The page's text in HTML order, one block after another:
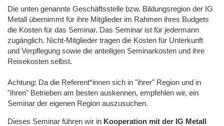
Die unten genannte Geschäftsstelle bzw. Bildungsregion der IG
Metall übernimmt für ihre Mitglieder im Rahmen ihres Budgets
die Kosten für das Seminar. Das Seminar ist für jedermann
zugänglich. Nicht-Mitglieder tragen die Kosten für Unterkunft
und Verpflegung sowie die anteiligen Seminarkosten und ihre
Reisekosten selbst.
Achtung: Da die Referent*innen sich in "ihrer" Region und in
"ihren" Betrieben am besten auskennen, empfehlen wir, ein
Seminar der eigenen Region auszusuchen.
Dieses Seminar führen wir in Kooperation mit der IG Metall